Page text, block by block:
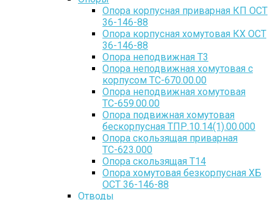
Опора корпусная приварная КП ОСТ
36-146-88
Опора корпусная хомутовая КХ ОСТ
36-146-88
Опора неподвижная Т3
Опора неподвижная хомутовая с
корпусом ТС-670.00.00
Опора неподвижная хомутовая
ТС-659.00.00
Опора подвижная хомутовая
бескорпусная ТПР.10.14(1).00.000
Опора скользящая приварная
ТС-623.000
Опора скользящая Т14
Опора хомутовая безкорпусная ХБ
ОСТ 36-146-88
Отводы